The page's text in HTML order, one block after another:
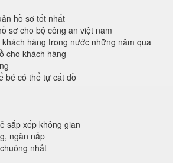
hồ sơ tốt nhất
sơ cho bộ công an việt nam
hàng trong nước những năm qua
cho khách hàng
bé có thể tự cất đồ
sắp xếp không gian
ngăn nắp
nhất